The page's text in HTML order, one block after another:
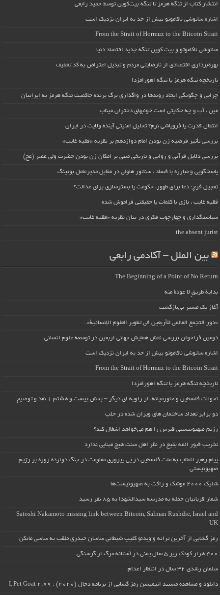
انتشار کتاب از تنگه هرمز تا تنگه بیت‌کوین توسط حمید رابعی
اشاره ساتوشی ناکاموتو بیش از حد به ایران نزدیک است
From the Strait of Hormuz to the Bitcoin Strait
ساتوشی ناکاموتو و بیت کوین تنگه جدید اقتصاد دنیا
بهره‌برداری اقتصادی از نارضایتی مردم و تبدیل اعتراض به کد تخفیف
تاریخچه تنگه هرمز یا تنگه اهورامزدا
چرایی و چگونگی ایجاد روندها در واگذاری برگ برنده حاکمیت تنگه هرمز به ایرانیان
مین ، آب و چه حکایتی است خونبهای دختران میناب
انتقال قدرت یا فروپاشی نرم؟ تحلیل امنیتی آینده ولایت در ایران
بررسی تأثیر فرضیه زن بودن امام دوازدهم بر نظریه «فقیه غایب»
بررسی دلایل قرآنی و روایی و تاریخی مبنی بر امکان زن بودن حضرت ولی عصر (عج)
پاسخگویی و مبارزه با فساد ، سناتور هاولی در مقابل مدیرعامل بوئینگ
تعجیل فرج: دعا برای ظهور، حکومت یا بسترسازی برای عدالت؟
فقیه غایب ، بازی با کلمات یا حقیقتی فراموش شده
سیاستگذاری و چهارچوب فکری در بیان نظریه «فقیه غایب»
the absent jurist
بین الملل – آکادمی رابعی
The Beginning of a Point of No Return
بداية طريقٍ لا عودة منه
آغاز یک مسیر بی‌بازگشت
«دور التجمع العالمي للأربعين في تطوير العلوم الإنسانية».
دومین فراخوان بررسی نقش همایش جهانی اربعین در توسعه علوم انسانی
اشاره ساتوشی ناکاموتو بیش از حد به ایران نزدیک است
From the Strait of Hormuz to the Bitcoin Strait
تاریخچه تنگه هرمز یا تنگه اهورامزدا
تحولات فلسطین و خاورمیانه، از زاویه ای دیگر – بخش بیست و هشتم + نقد و توضیح
دو برابر تعداد ساختمان های ویران شده در حلب
رژیم صهیونیستی قبرس را هم می‌خواهد اشغال کند؟
تخریب قبور ائمه بقیع در نظر اهل سنت هیچ مبنایی ندارد
پیام رهبر انقلاب به ملت فلسطین در پی پیروزی مقاومت در جنگ دوازده روزه بر رژیم
صهیونیستی
شلیک ۲۰۰۰ موشک و راکت به صهیونیست‌ها
شمار قربانیان حمله به مدرسه سیدالشهدا به ۸۵ نفر رسید
Satoshi Nakamoto missing link between Bitcoin, Salman Rushdie, Israel and
UK
رمز گشایی از آخرین ترانه و ویدئو کلیپ شیطانی ساسان حیدری ملقب به ساسی مانکن
۴۰۰ هزار کودک زیر ۵ سال یمنی در آستانه مرگ از گرسنگی
سلمان رشدی ۳۲ سال در انتظار اعدام
دانلود و مشاهده مستند انیمیشن رمز گشایی از برنامه دجال (۲۰۲۰) : I, Pet Goat 2.99